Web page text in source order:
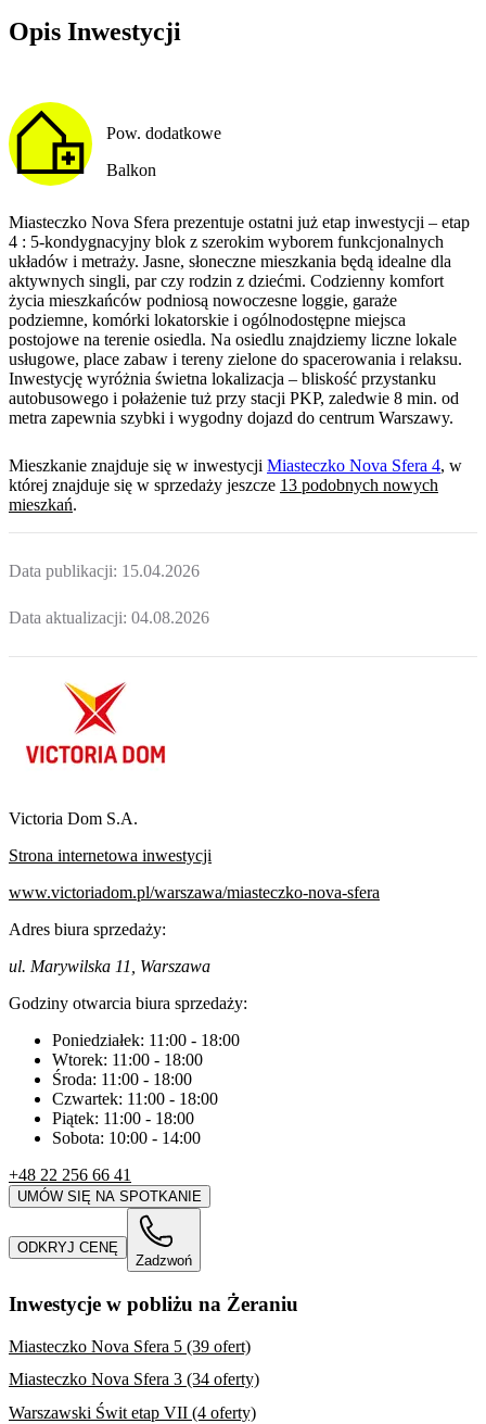
Opis Inwestycji
Pow. dodatkowe
Balkon
Miasteczko Nova Sfera prezentuje ostatni już etap inwestycji – etap
4 : 5-kondygnacyjny blok z szerokim wyborem funkcjonalnych
układów i metraży. Jasne, słoneczne mieszkania będą idealne dla
aktywnych singli, par czy rodzin z dziećmi. Codzienny komfort
życia mieszkańców podniosą nowoczesne loggie, garaże
podziemne, komórki lokatorskie i ogólnodostępne miejsca
postojowe na terenie osiedla. Na osiedlu znajdziemy liczne lokale
usługowe, place zabaw i tereny zielone do spacerowania i relaksu.
Inwestycję wyróżnia świetna lokalizacja – bliskość przystanku
autobusowego i połażenie tuż przy stacji PKP, zaledwie 8 min. od
metra zapewnia szybki i wygodny dojazd do centrum Warszawy.
Mieszkanie znajduje się w inwestycji Miasteczko Nova Sfera 4, w
której znajduje się w sprzedaży jeszcze 13 podobnych nowych
mieszkań.
Data publikacji: 15.04.2026
Data aktualizacji: 04.08.2026
Victoria Dom S.A.
Strona internetowa inwestycji
www.victoriadom.pl/warszawa/miasteczko-nova-sfera
Adres biura sprzedaży:
ul. Marywilska 11, Warszawa
Godziny otwarcia biura sprzedaży:
Poniedziałek: 11:00 - 18:00
Wtorek: 11:00 - 18:00
Środa: 11:00 - 18:00
Czwartek: 11:00 - 18:00
Piątek: 11:00 - 18:00
Sobota: 10:00 - 14:00
+48 22 256 66 41
UMÓW SIĘ NA SPOTKANIE
ODKRYJ CENĘ
Zadzwoń
Inwestycje w pobliżu na Żeraniu
Miasteczko Nova Sfera 5 (39 ofert)
Miasteczko Nova Sfera 3 (34 oferty)
Warszawski Świt etap VII (4 oferty)